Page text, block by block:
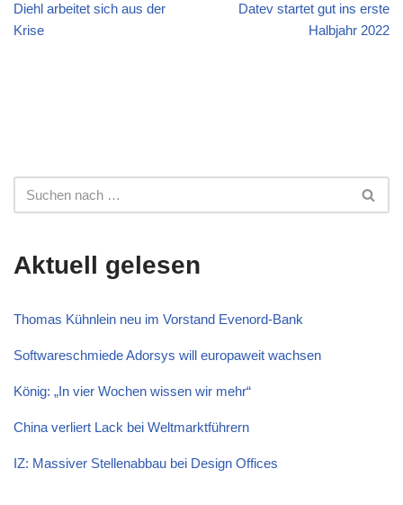
Diehl arbeitet sich aus der
Krise
Datev startet gut ins erste
Halbjahr 2022
Aktuell gelesen
Thomas Kühnlein neu im Vorstand Evenord-Bank
Softwareschmiede Adorsys will europaweit wachsen
König: „In vier Wochen wissen wir mehr“
China verliert Lack bei Weltmarktführern
IZ: Massiver Stellenabbau bei Design Offices